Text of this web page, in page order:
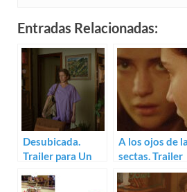
Entradas Relacionadas:
Desubicada.
Trailer para Un
A los ojos de
sectas. Trailer
para The
East